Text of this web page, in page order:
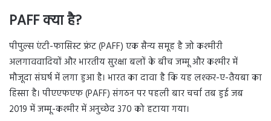
PAFF क्या है?
पीपुल्स एंटी-फासिस्ट फ्रंट (PAFF) एक सैन्य समूह है जो कश्मीरी
अलगाववादियों और भारतीय सुरक्षा बलों के बीच जम्मू और कश्मीर में
मौजूदा संघर्ष में लगा हुआ है। भारत का दावा है कि यह लश्कर-ए-तैयबा का
हिस्सा है। पीएएफएफ (PAFF) संगठन पर पहली बार चर्चा तब हुई जब
2019 में जम्मू-कश्मीर में अनुच्छेद 370 को हटाया गया।